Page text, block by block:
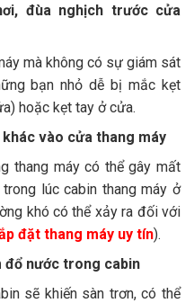
đùa nghịch trước cửa
mà không có sự giám sát
bạn nhỏ dễ bị mắc kẹt
hoặc kẹt tay ở cửa.
vào cửa thang máy
thang máy có thể gây mất
lúc cabin thang máy ở
khó có thể xảy ra đối với
đặt thang máy uy tín).
đổ nước trong cabin
sẽ khiến sàn trơn, có thể